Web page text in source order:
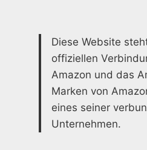
Diese Website
offiziellen
Amazon und das
Marken von
eines seiner
Unternehmen.